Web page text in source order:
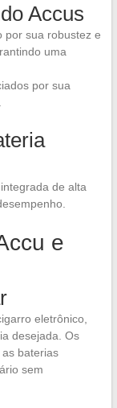
Accus
por sua robustez e
uma
por sua
de alta
e
eletrônico,
desejada. Os
baterias
sem